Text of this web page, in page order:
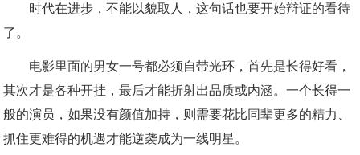
时代在进步，不能以貌取人，这句话也要开始辩证的看待
了。
电影里面的男女一号都必须自带光环，首先是长得好看，
其次才是各种开挂，最后才能折射出品质或内涵。一个长得一
般的演员，如果没有颜值加持，则需要花比同辈更多的精力、
抓住更难得的机遇才能逆袭成为一线明星。